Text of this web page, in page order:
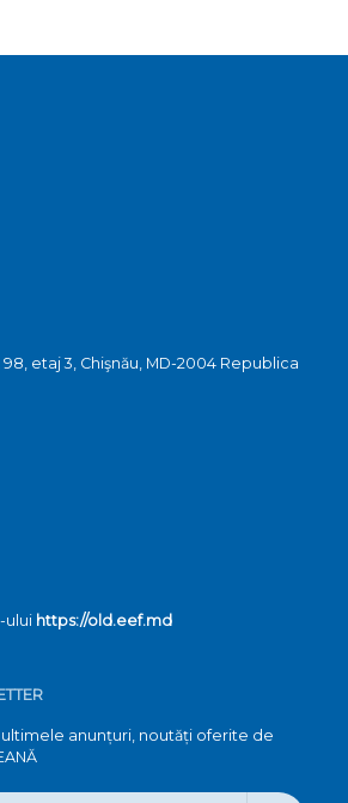
98, etaj 3, Chişnău, MD-2004 Republica
ului https://old.eef.md
anunțuri, noutăți oferite de